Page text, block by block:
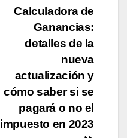
Calculadora de
Ganancias:
detalles de la
nueva
actualización y
cómo saber si se
pagará o no el
impuesto en 2023